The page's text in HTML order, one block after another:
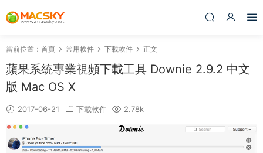
當前位置： 首頁 常用軟件 下載軟件 正文
蘋果系統專業視頻下載工具 Downie 2.9.2 中文
版 Mac OS X
2017-06-21 下載軟件 2.78k